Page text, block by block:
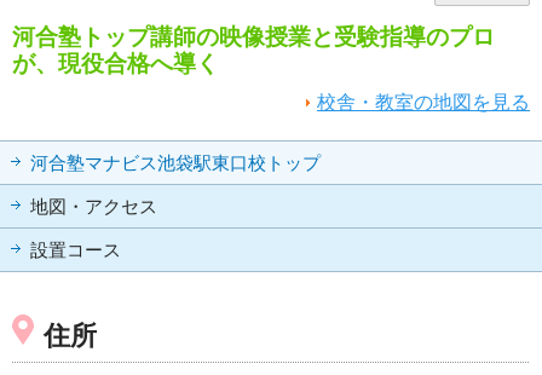
河合塾トップ講師の映像授業と受験指導のプロ
が、現役合格へ導く
校舎・教室の地図を見る
河合塾マナビス池袋駅東口校トップ
地図・アクセス
設置コース
住所